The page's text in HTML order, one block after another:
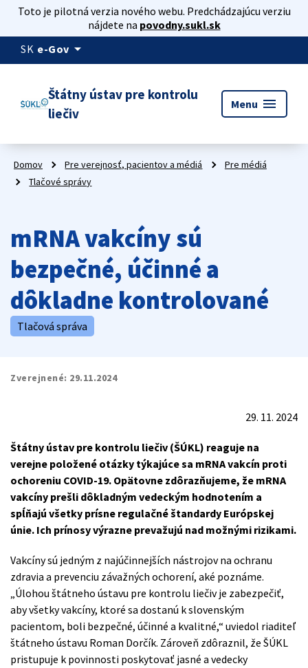
Toto je pilotná verzia nového webu. Predchádzajúcu verziu
nájdete na povodny.sukl.sk
SK e-Gov arrow_drop_down
Štátny ústav pre kontrolu
liečiv
Menu menu
Domov Pre verejnosť, pacientov a médiá
Pre médiá
Tlačové správy
mRNA vakcíny sú
bezpečné, účinné a
dôkladne kontrolované
Tlačová správa
Zverejnené: 29.11.2024
29. 11. 2024
Štátny ústav pre kontrolu liečiv (ŠÚKL) reaguje na
verejne položené otázky týkajúce sa mRNA vakcín proti
ochoreniu COVID-19. Opätovne zdôrazňujeme, že mRNA
vakcíny prešli dôkladným vedeckým hodnotením a
spĺňajú všetky prísne regulačné štandardy Európskej
únie. Ich prínosy výrazne prevažujú nad možnými rizikami.
Vakcíny sú jedným z najúčinnejších nástrojov na ochranu
zdravia a prevenciu závažných ochorení, aké poznáme.
„Úlohou štátneho ústavu pre kontrolu liečiv je zabezpečiť,
aby všetky vakcíny, ktoré sa dostanú k slovenským
pacientom, boli bezpečné, účinné a kvalitné,“ uviedol riaditeľ
štátneho ústavu Roman Dorčík. Zároveň zdôraznil, že ŠÚKL
pristupuje k povinnosti poskytovať jasné a vedecky